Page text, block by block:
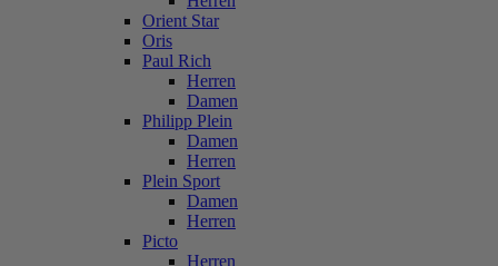
Orient Star
Oris
Paul Rich
Herren
Damen
Philipp Plein
Damen
Herren
Plein Sport
Damen
Herren
Picto
Herren